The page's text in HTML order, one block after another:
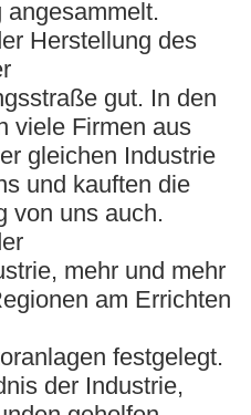
Herstellung des
gut. In den
viele Firmen aus
gleichen Industrie
und kauften die
von uns auch.
mehr und mehr
am Errichten
festgelegt.
der Industrie,